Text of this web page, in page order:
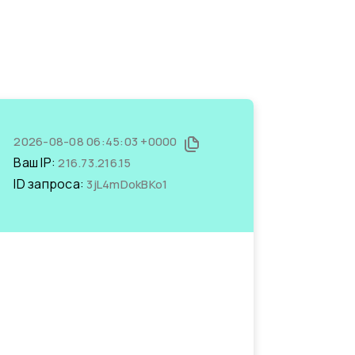
2026-08-08 06:45:03 +0000
Ваш IP:216.73.216.15
ID запроса: 3jL4mDokBKo1